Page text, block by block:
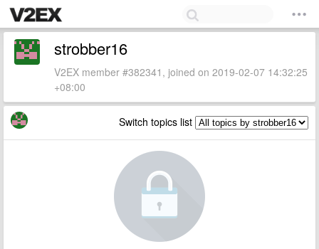
strobber16
V2EX member #382341, joined on 2019-02-07 14:32:25
+08:00
Switch topics list